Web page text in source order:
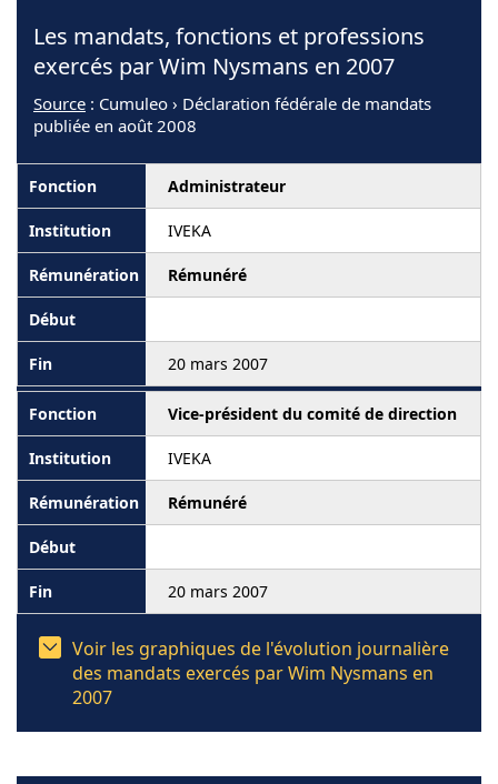
Les mandats, fonctions et professions
exercés par Wim Nysmans en 2007
Source : Cumuleo › Déclaration fédérale de mandats
publiée en août 2008
Administrateur
IVEKA
Rémunéré
20 mars 2007
Vice-président du comité de direction
IVEKA
Rémunéré
20 mars 2007
Voir les graphiques de l'évolution journalière
des mandats exercés par Wim Nysmans en
2007